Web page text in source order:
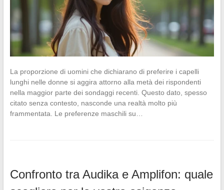
La proporzione di uomini che dichiarano di preferire i capelli
lunghi nelle donne si aggira attorno alla metà dei rispondenti
nella maggior parte dei sondaggi recenti. Questo dato, spesso
citato senza contesto, nasconde una realtà molto più
frammentata. Le preferenze maschili su…
Confronto tra Audika e Amplifon: quale